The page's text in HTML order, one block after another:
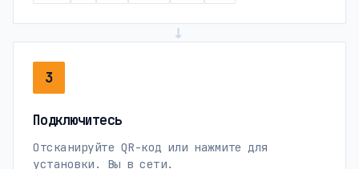
→
3
Подключитесь
Отсканируйте QR-код или нажмите для
установки. Вы в сети.